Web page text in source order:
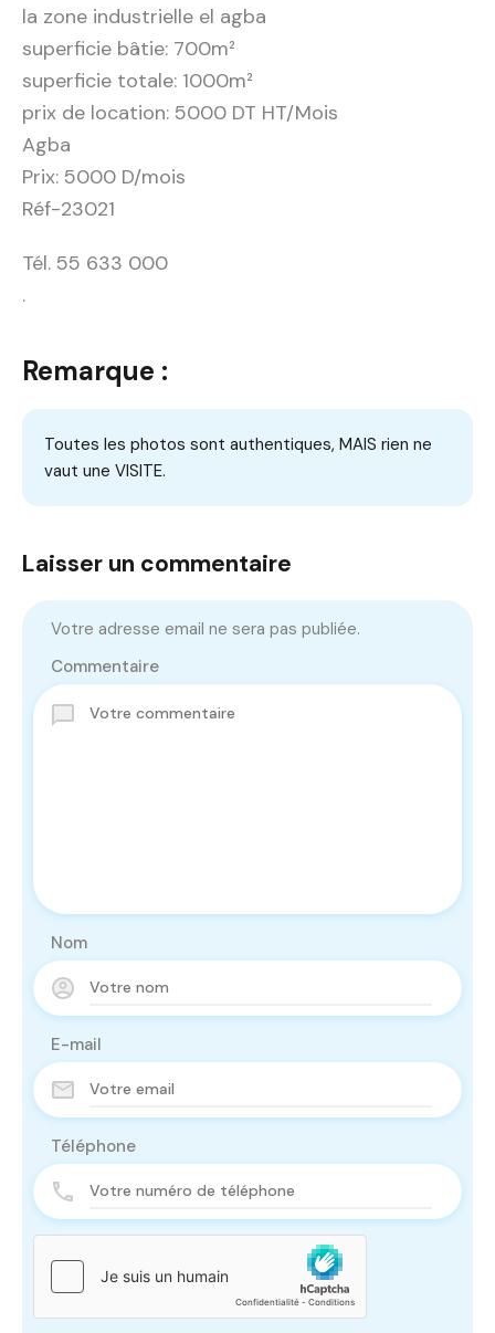
la zone industrielle el agba
superficie bâtie: 700m²
superficie totale: 1000m²
prix de location: 5000 DT HT/Mois
Agba
Prix: 5000 D/mois
Réf-23021
Tél. 55 633 000
.
Remarque :
Toutes les photos sont authentiques, MAIS rien ne
vaut une VISITE.
Laisser un commentaire
Votre adresse email ne sera pas publiée.
Commentaire
Nom
E-mail
Téléphone